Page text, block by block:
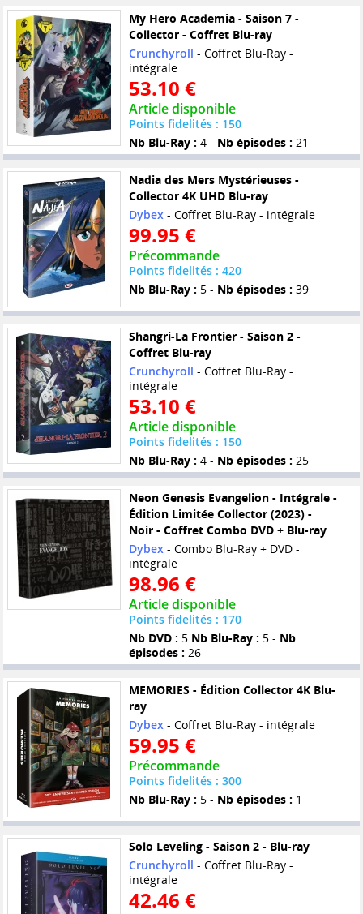
My Hero Academia - Saison 7 -
Collector - Coffret Blu-ray
Crunchyroll - Coffret Blu-Ray -
intégrale
53.10 €
Article disponible
Points fidelités : 150
Nb Blu-Ray : 4 - Nb épisodes : 21
Nadia des Mers Mystérieuses -
Collector 4K UHD Blu-ray
Dybex- Coffret Blu-Ray - intégrale
99.95 €
Précommande
Points fidelités : 420
Nb Blu-Ray : 5 - Nb épisodes : 39
Shangri-La Frontier - Saison 2 -
Coffret Blu-ray
Crunchyroll - Coffret Blu-Ray -
intégrale
53.10 €
Article disponible
Points fidelités : 150
Nb Blu-Ray : 4 - Nb épisodes : 25
Neon Genesis Evangelion - Intégrale -
Édition Limitée Collector (2023) -
Noir - Coffret Combo DVD + Blu-ray
Dybex- Combo Blu-Ray + DVD -
intégrale
98.96 €
Article disponible
Points fidelités : 170
Nb DVD : 5 Nb Blu-Ray : 5 - Nb
épisodes : 26
MEMORIES - Édition Collector 4K Blu-
ray
Dybex- Coffret Blu-Ray - intégrale
59.95 €
Précommande
Points fidelités : 300
Nb Blu-Ray : 5 - Nb épisodes : 1
Solo Leveling - Saison 2 - Blu-ray
Crunchyroll - Coffret Blu-Ray -
intégrale
42.46 €